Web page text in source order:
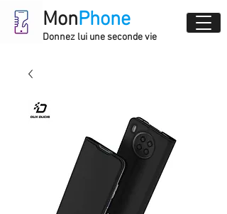
MonPhone
Donnez lui une seconde vie